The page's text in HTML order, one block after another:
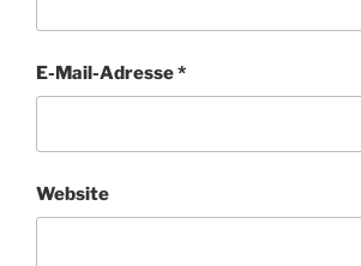
E-Mail-Adresse*
Website